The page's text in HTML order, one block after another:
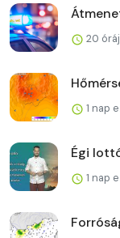
20
1 nap
Égi
1 nap